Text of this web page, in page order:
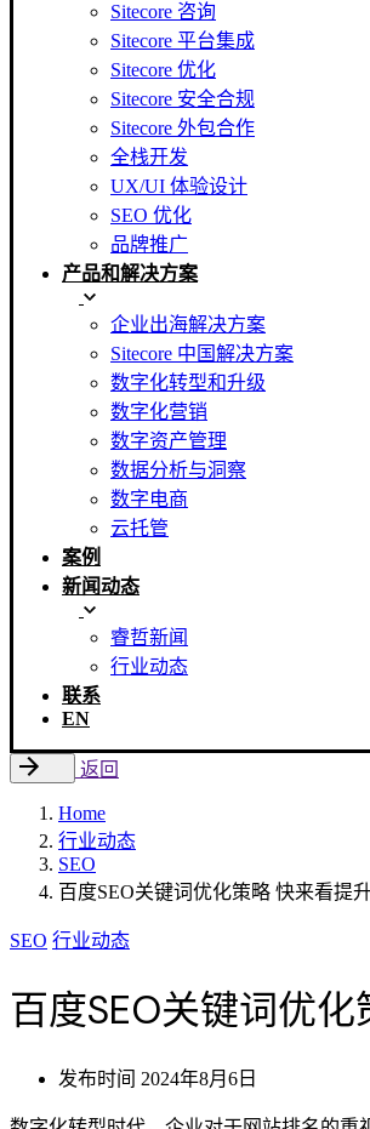
Sitecore 咨询
Sitecore 平台集成
Sitecore 优化
Sitecore 安全合规
Sitecore 外包合作
全栈开发
UX/UI 体验设计
SEO 优化
品牌推广
产品和解决方案
企业出海解决方案
Sitecore 中国解决方案
数字化转型和升级
数字化营销
数字资产管理
数据分析与洞察
数字电商
云托管
案例
新闻动态
睿哲新闻
行业动态
联系
EN
返回
Home
行业动态
SEO
百度SEO关键词优化策略 快来看提
SEO 行业动态
百度SEO关键词优
发布时间 2024年8月6日